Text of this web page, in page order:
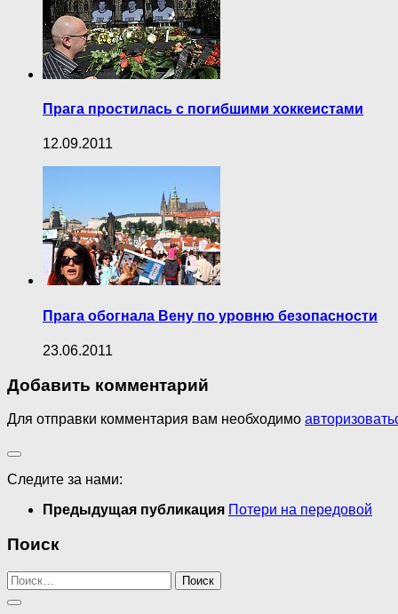
Прага простилась с погибшими хоккеистами
12.09.2011
Прага обогнала Вену по уровню безопасности
23.06.2011
Добавить комментарий
Для отправки комментария вам необходимо
Следите за нами:
Предыдущая публикация Потери на передовой
Поиск
Найти: